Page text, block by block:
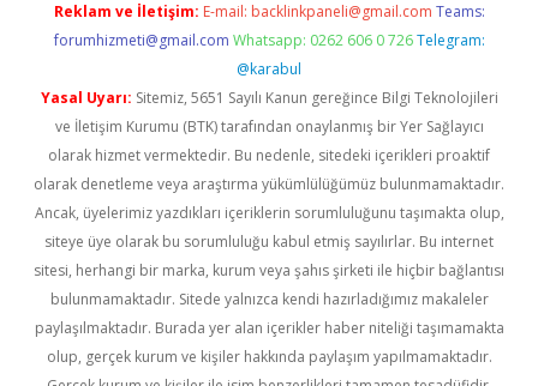
Reklam ve İletişim: E-mail: backlinkpaneli@gmail.com Teams:
forumhizmeti@gmail.com Whatsapp: 0262 606 0 726 Telegram:
@karabul
Yasal Uyarı: Sitemiz, 5651 Sayılı Kanun gereğince Bilgi Teknolojileri
ve İletişim Kurumu (BTK) tarafından onaylanmış bir Yer Sağlayıcı
olarak hizmet vermektedir. Bu nedenle, sitedeki içerikleri proaktif
olarak denetleme veya araştırma yükümlülüğümüz bulunmamaktadır.
Ancak, üyelerimiz yazdıkları içeriklerin sorumluluğunu taşımakta olup,
siteye üye olarak bu sorumluluğu kabul etmiş sayılırlar. Bu internet
sitesi, herhangi bir marka, kurum veya şahıs şirketi ile hiçbir bağlantısı
bulunmamaktadır. Sitede yalnızca kendi hazırladığımız makaleler
paylaşılmaktadır. Burada yer alan içerikler haber niteliği taşımamakta
olup, gerçek kurum ve kişiler hakkında paylaşım yapılmamaktadır.